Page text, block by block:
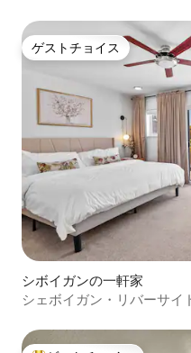
ゲストチョイス
ゲストチョイス
シボイガンの一軒家
シェボイガン・リバーサイ